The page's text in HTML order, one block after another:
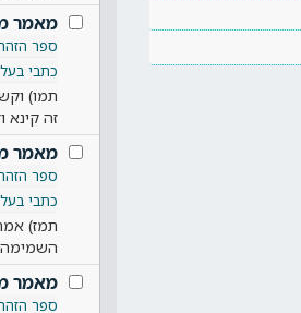
מאמר
ספר
כתבי
תמו)
זה קינא
מאמר
ספר
כתבי
תמז)
השמימה.
מאמר
ספר